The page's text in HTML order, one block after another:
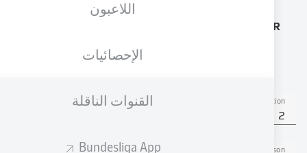
اللاعبون
الإحصائيات
القنوات الناقلة
Bundesliga App
, TUR
الطول
Competition
Bundesliga 2
Season